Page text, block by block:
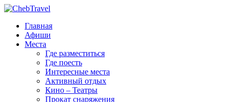
Главная
Афиши
Места
Где разместиться
Где поесть
Интересные места
Активный отдых
Кино – Театры
Прокат снаряжения